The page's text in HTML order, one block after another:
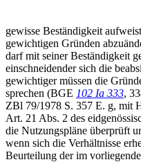
gewisse Beständigkeit
gewichtigen Gründen
darf mit seiner Beständigkeit
einschneidender sich die
gewichtiger müssen die
sprechen (BGE 102 Ia 333,
ZBl 79/1978 S. 357 E. g, mit
Art. 21 Abs. 2 des
die Nutzungspläne überprüft
wenn sich die Verhältnisse
Beurteilung der im